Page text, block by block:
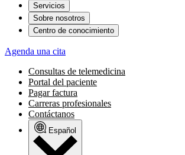
Servicios
Sobre nosotros
Centro de conocimiento
Agenda una cita
Consultas de telemedicina
Portal del paciente
Pagar factura
Carreras profesionales
Contáctanos
Español